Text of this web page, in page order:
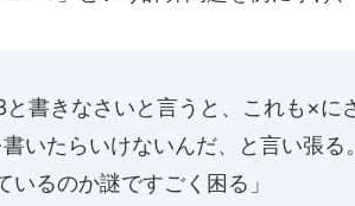
書きなさいと言うと、これも×に
いたらいけないんだ、と言い張る
るのか謎ですごく困る」